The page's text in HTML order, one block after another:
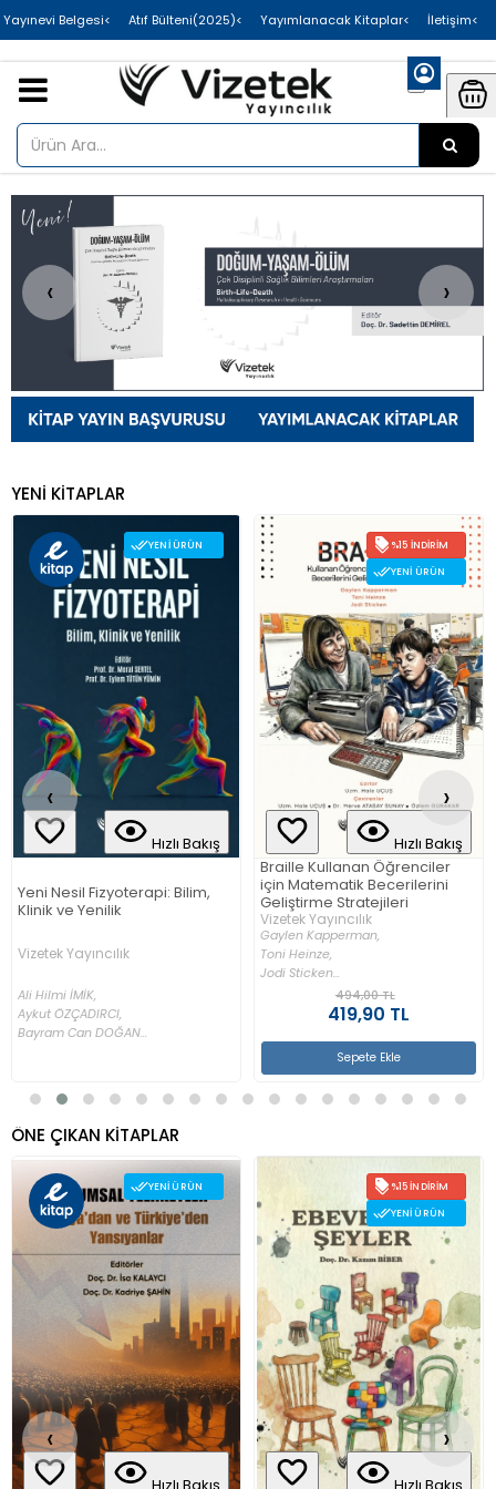
>İletişim
>Yayımlanacak Kitaplar
>Atıf Bülteni(2025)
>Uluslararası Yayınevi Belgesi
‹ ›
YENİ KİTAPLAR
YENI ÜRÜN
Hızlı Bakış
Yeni Nesil Fizyoterapi: Bilim,
Klinik ve Yenilik
Vizetek Yayıncılık
Ali Hilmi İMİK,
Aykut ÖZÇADIRCI,
Bayram Can DOĞAN...
%15 İNDIRIM
YENI ÜRÜN
Hızlı Bakış
Braille Kullanan Öğrenciler
için Matematik Becerilerini
Geliştirme Stratejileri
Vizetek Yayıncılık
Gaylen Kapperman,
Toni Heinze,
Jodi Sticken...
494,00 TL
419,90 TL
Sepete Ekle
‹ ›
ÖNE ÇIKAN KİTAPLAR
%15 İNDIRIM
YENI ÜRÜN
%15 İNDIRIM
YENI ÜRÜN
‹ ›